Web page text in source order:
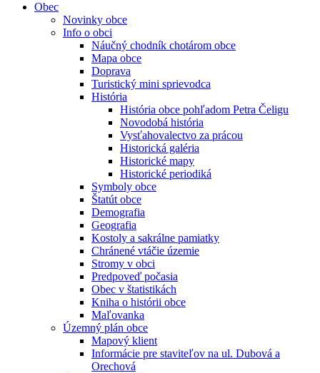
Obec
Novinky obce
Info o obci
Náučný chodník chotárom obce
Mapa obce
Doprava
Turistický mini sprievodca
História
História obce pohľadom Petra Čeligu
Novodobá história
Vysťahovalectvo za prácou
Historická galéria
Historické mapy
Historické periodiká
Symboly obce
Štatút obce
Demografia
Geografia
Kostoly a sakrálne pamiatky
Chránené vtáčie územie
Stromy v obci
Predpoveď počasia
Obec v štatistikách
Kniha o histórii obce
Maľovanka
Územný plán obce
Mapový klient
Informácie pre staviteľov na ul. Dubová a
Orechová